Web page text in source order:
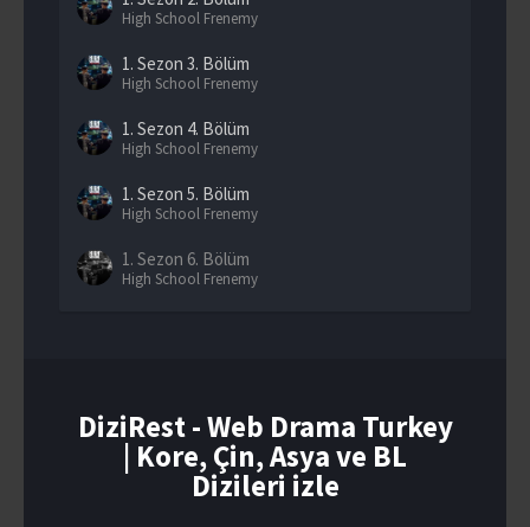
High School Frenemy
1. Sezon 3. Bölüm
High School Frenemy
1. Sezon 4. Bölüm
High School Frenemy
1. Sezon 5. Bölüm
High School Frenemy
1. Sezon 6. Bölüm
High School Frenemy
1. Sezon9. Bölüm
High School Frenemy
DiziRest - Web Drama Turkey
| Kore, Çin, Asya ve BL
Dizileri izle